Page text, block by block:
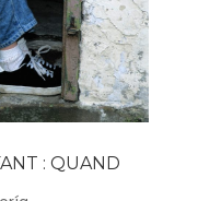
: QUAND